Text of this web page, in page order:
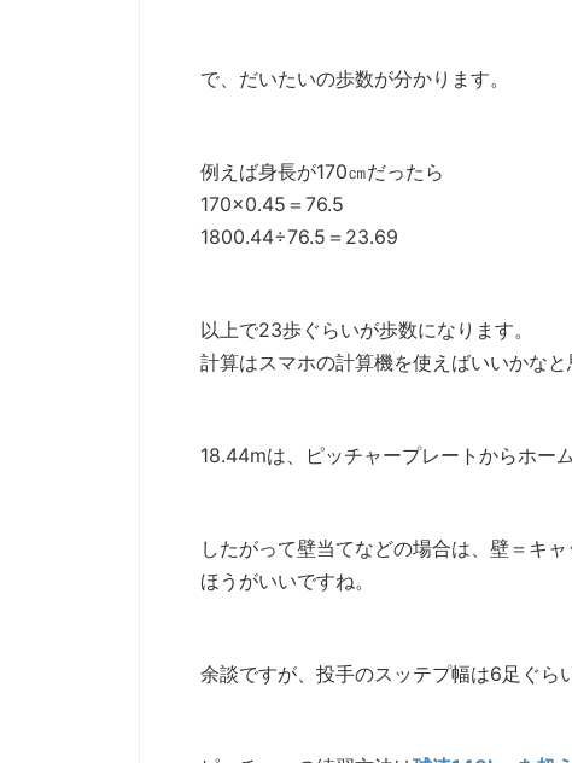
で、だいたいの歩数が分かります。
例えば身長が170㎝だったら
170×0.45＝76.5
1800.44÷76.5＝23.69
以上で23歩ぐらいが歩数になります。
計算はスマホの計算機を使えばいいかなと
18.44mは、ピッチャープレートからホー
したがって壁当てなどの場合は、壁＝キ
ほうがいいですね。
余談ですが、投手のスッテプ幅は6足ぐら